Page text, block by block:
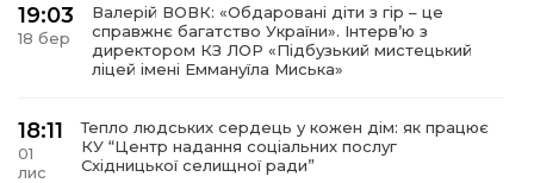
19:03
18 бер
Валерій ВОВК: «Обдаровані діти з гір – це
справжнє багатство України». Інтервʼю з
директором КЗ ЛОР «Підбузький мистецький
ліцей імені Еммануїла Миська»
18:11
01
лис
Тепло людських сердець у кожен дім: як працює
КУ “Центр надання соціальних послуг
Східницької селищної ради”